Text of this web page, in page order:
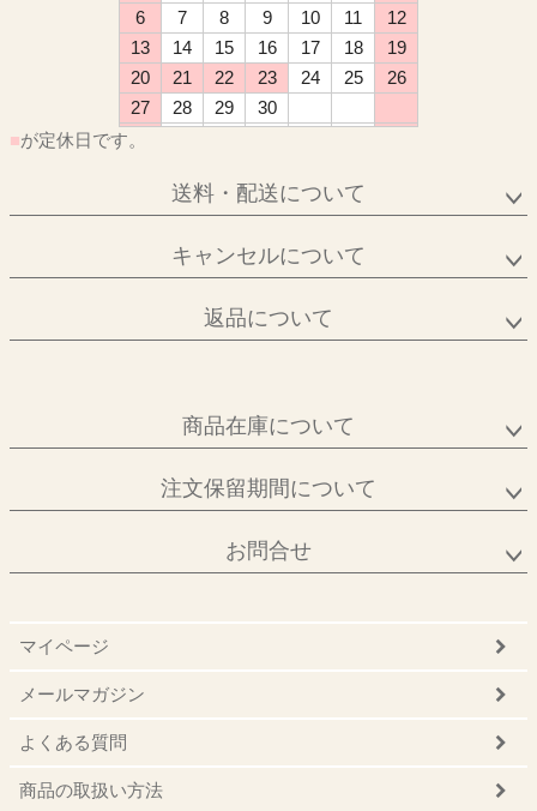
6
7 8 9 10 11
12
13
14 15 16 17 18
19
20
21 22 23 24 25
26
27
28 29
30
■が定休日です。
送料・配送について
キャンセルについて
返品について
商品在庫について
注文保留期間について
お問合せ
マイページ
メールマガジン
よくある質問
商品の取扱い方法